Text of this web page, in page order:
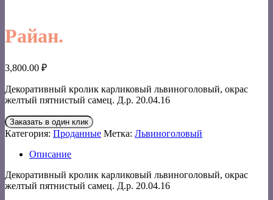
Райан.
3,800.00 ₽
Декоративный кролик карликовый львиноголовый, окрас
желтый пятнистый самец. Д.р. 20.04.16
Заказать в один клик
Категория: Проданные Метка: Львиноголовый
Описание
Декоративный кролик карликовый львиноголовый, окрас
желтый пятнистый самец. Д.р. 20.04.16